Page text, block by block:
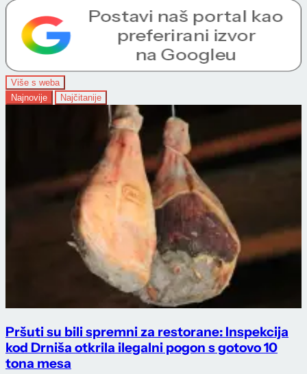
Više s weba
Najnovije
Najčitanije
Pršuti su bili spremni za restorane: Inspekcija
kod Drniša otkrila ilegalni pogon s gotovo 10
tona mesa